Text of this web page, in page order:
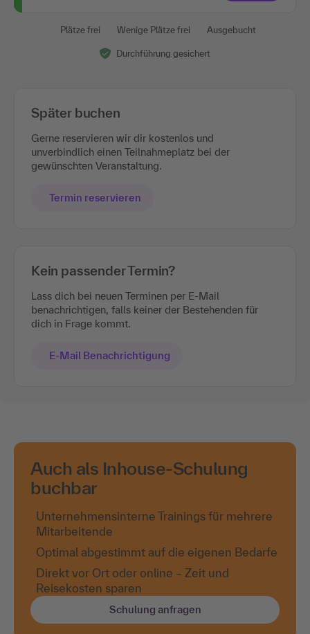
Plätze frei Wenige Plätze frei Ausgebucht
Durchführung gesichert
Später buchen
Gerne reservieren wir dir kostenlos und
unverbindlich einen Teilnahmeplatz bei der
gewünschten Veranstaltung.
Termin reservieren
Kein passender Termin?
Lass dich bei neuen Terminen per E-Mail
benachrichtigen, falls keiner der Bestehenden für
dich in Frage kommt.
E-Mail Benachrichtigung
Auch als Inhouse-Schulung
buchbar
Unternehmensinterne Trainings für mehrere
Mitarbeitende
Optimal abgestimmt auf die eigenen Bedarfe
Direkt vor Ort oder online – Zeit und
Reisekosten sparen
Schulung anfragen